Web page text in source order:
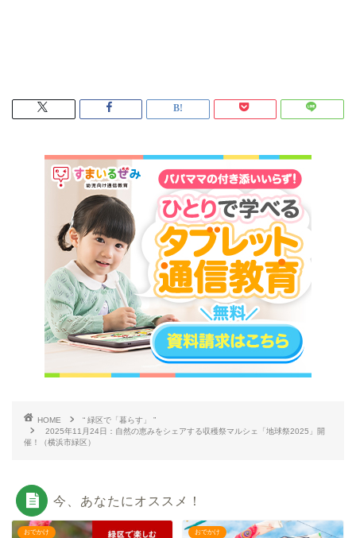
HOME
“ 緑区で「暮らす」 ”
2025年11月24日：自然の恵みをシェアする収穫祭マルシェ「地球祭2025」開
催！（横浜市緑区）
今、あなたにオススメ！
おでかけ おでかけ